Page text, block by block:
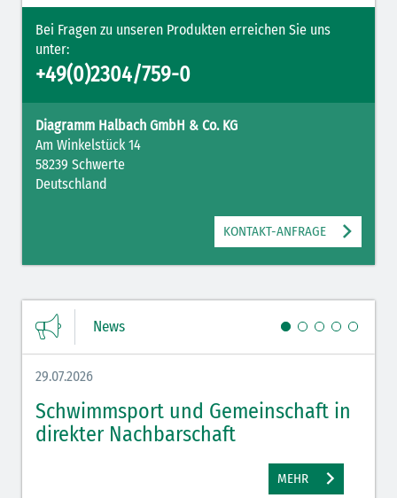
Bei Fragen zu unseren Produkten erreichen Sie uns
unter:
+49(0)2304/759-0
Diagramm Halbach GmbH & Co. KG
Am Winkelstück 14
58239 Schwerte
Deutschland
KONTAKT-ANFRAGE
News
29.07.2026
Schwimmsport und Gemeinschaft in
direkter Nachbarschaft
MEHR